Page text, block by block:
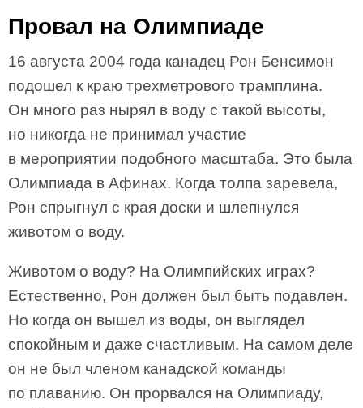
Провал на Олимпиаде
16 августа 2004 года канадец Рон Бенсимон
подошел к краю трехметрового трамплина.
Он много раз нырял в воду с такой высоты,
но никогда не принимал участие
в мероприятии подобного масштаба. Это была
Олимпиада в Афинах. Когда толпа заревела,
Рон спрыгнул с края доски и шлепнулся
животом о воду.
Животом о воду? На Олимпийских играх?
Естественно, Рон должен был быть подавлен.
Но когда он вышел из воды, он выглядел
спокойным и даже счастливым. На самом деле
он не был членом канадской команды
по плаванию. Он прорвался на Олимпиаду,